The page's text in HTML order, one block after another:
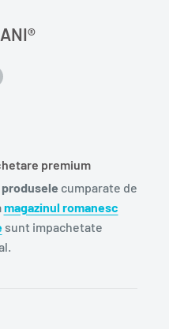
premium
produsele cumparate de
magazinul romanesc
sunt impachetate